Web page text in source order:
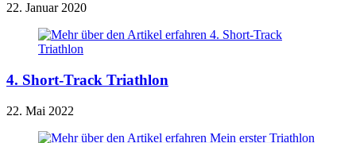
22. Januar 2020
4. Short-Track Triathlon
22. Mai 2022